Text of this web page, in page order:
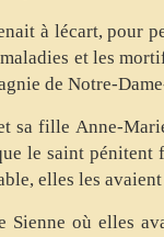
à lécart, pour
et les
de Notre-
sa fille Anne-
le saint
elles les avaient
Sienne où elles